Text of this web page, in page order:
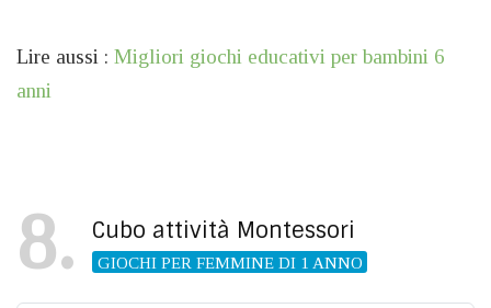
Lire aussi : Migliori giochi educativi per bambini 6
anni
8 Cubo attività Montessori
GIOCHI PER FEMMINE DI 1 ANNO